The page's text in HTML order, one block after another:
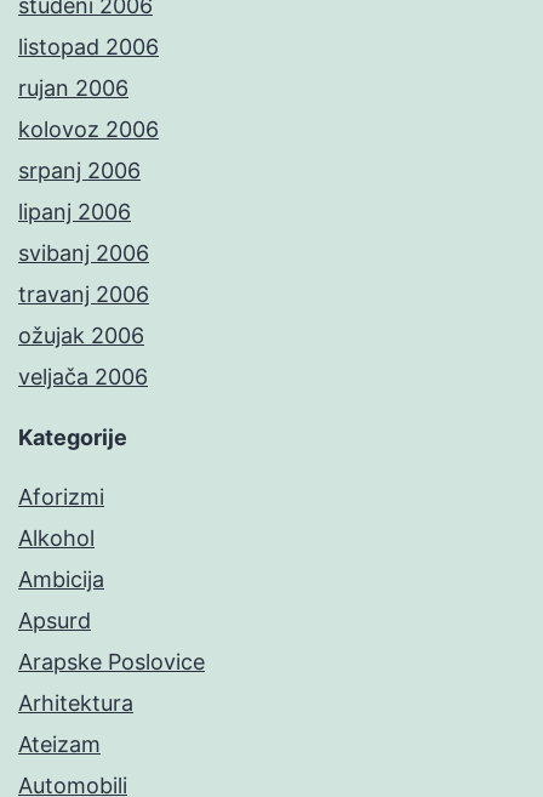
studeni 2006
listopad 2006
rujan 2006
kolovoz 2006
srpanj 2006
lipanj 2006
svibanj 2006
travanj 2006
ožujak 2006
veljača 2006
Kategorije
Aforizmi
Alkohol
Ambicija
Apsurd
Arapske Poslovice
Arhitektura
Ateizam
Automobili